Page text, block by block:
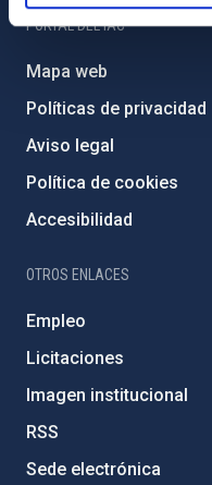
PORTAL DEL IAC
Mapa web
Políticas de privacidad
Aviso legal
Política de cookies
Accesibilidad
OTROS ENLACES
Empleo
Licitaciones
Imagen institucional
RSS
Sede electrónica